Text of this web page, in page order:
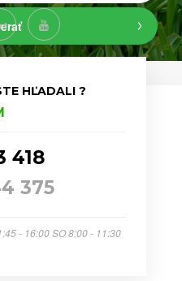
HĽADALI ?
418
375
- 16:00 SO 8:00 - 11:30